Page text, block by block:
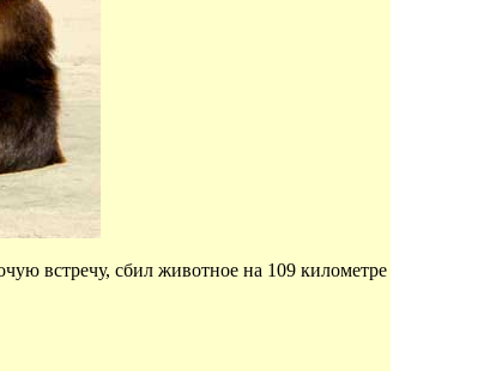
встречу, сбил животное на 109 километре